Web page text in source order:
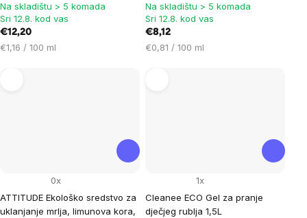
Na skladištu > 5 komada
Sri 12.8. kod vas
€12,20
Cijena
€1,16 / 100 ml
Na skladištu > 5 komada
Sri 12.8. kod vas
€8,12
Cijena
€0,81 / 100 ml
ATTITUDE Ekološko sredstvo za
uklanjanje mrlja, limunova kora,
0x
Cleanee ECO Gel za pranje
dječjeg rublja 1,5L
1x